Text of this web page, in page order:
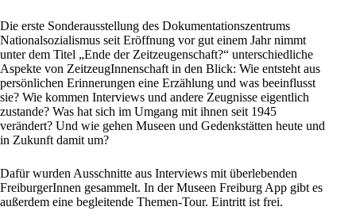
Die erste Sonderausstellung des Dokumentationszentrums
Nationalsozialismus seit Eröffnung vor gut einem Jahr nimmt
unter dem Titel „Ende der Zeitzeugenschaft?“ unterschiedliche
Aspekte von ZeitzeugInnenschaft in den Blick: Wie entsteht aus
persönlichen Erinnerungen eine Erzählung und was beeinflusst
sie? Wie kommen Interviews und andere Zeugnisse eigentlich
zustande? Was hat sich im Umgang mit ihnen seit 1945
verändert? Und wie gehen Museen und Gedenkstätten heute und
in Zukunft damit um?
Dafür wurden Ausschnitte aus Interviews mit überlebenden
FreiburgerInnen gesammelt. In der Museen Freiburg App gibt es
außerdem eine begleitende Themen-Tour. Eintritt ist frei.